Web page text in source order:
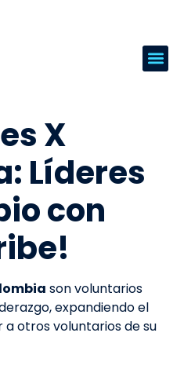
X
Líderes
con
son voluntarios
expandiendo el
otros voluntarios de su